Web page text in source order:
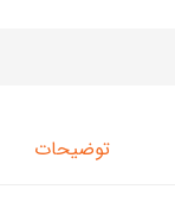
توضیحات